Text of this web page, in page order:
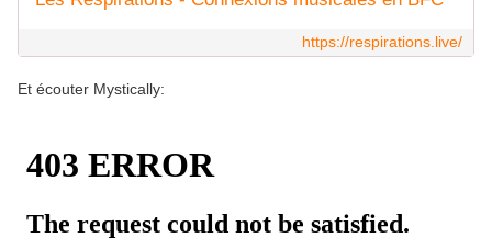
https://respirations.live/
Et écouter Mystically: